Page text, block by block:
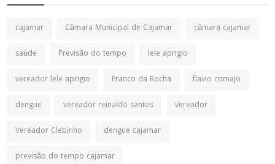
cajamar Câmara Municipal de Cajamar
câmara cajamar
saúde
Previsão do tempo
lele aprigio
vereador lele aprigio
Franco da Rocha
flavio comajo
dengue
vereador reinaldo santos
vereador
Vereador Clebinho
dengue cajamar
previsão do tempo cajamar